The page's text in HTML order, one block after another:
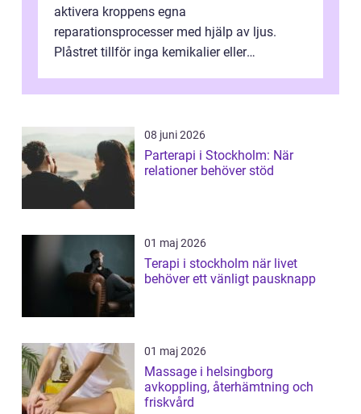
aktivera kroppens egna
reparationsprocesser med hjälp av ljus.
Plåstret tillför inga kemikalier eller
ljusbaserad stimula...
08 juni 2026
Parterapi i Stockholm: När
relationer behöver stöd
01 maj 2026
Terapi i stockholm när livet
behöver ett vänligt pausknapp
01 maj 2026
Massage i helsingborg
avkoppling, återhämtning och
friskvård